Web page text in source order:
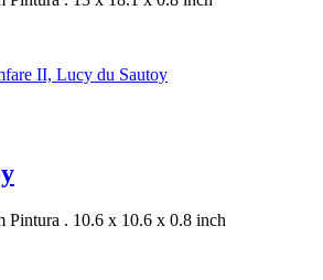
Pintura . 10.6 x 10.6 x 0.8 inch